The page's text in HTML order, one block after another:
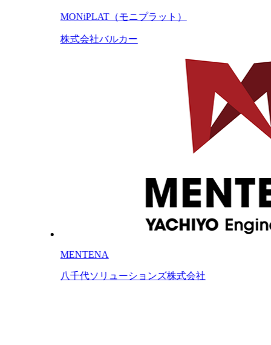
MONiPLAT（モニプラット）
株式会社バルカー
MENTENA
八千代ソリューションズ株式会社